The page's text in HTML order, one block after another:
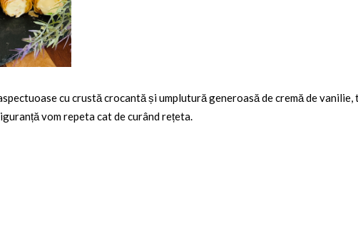
cu crustă crocantă și umplutură generoasă de cremă de
vom repeta cat de curând rețeta.